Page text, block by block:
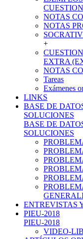
NOTAS
NOTAS
+
EXTRA
NOTAS
Tareas
Exámenes
LINKS
BASE DE
SOLUCIONES
BASE DE
SOLUCIONES
ENTREVISTAS
PIEU-2018
PIEU-2018
VIDEO-